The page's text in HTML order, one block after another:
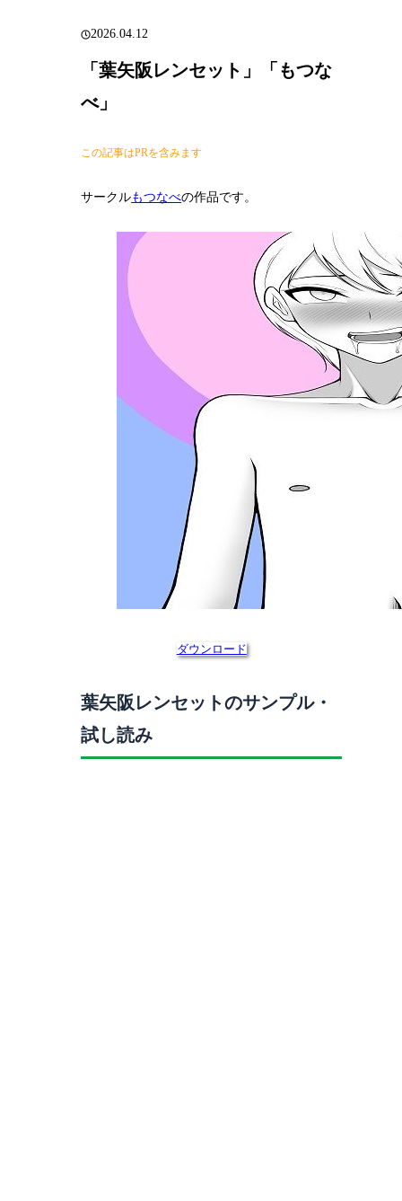
2026.04.12
「葉矢阪レンセット」「もつな
べ」
この記事はPRを含みます
サークルもつなべの作品です。
ダウンロード
葉矢阪レンセットのサンプル・
試し読み